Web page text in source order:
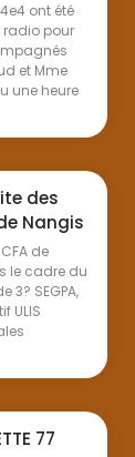
ont été
pour
et Mme
une heure
des
Nangis
de
le cadre du
3? SEGPA,
ULIS
77